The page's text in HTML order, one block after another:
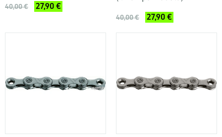
40,00 € 27,90 €
40,00 € 27,90 €